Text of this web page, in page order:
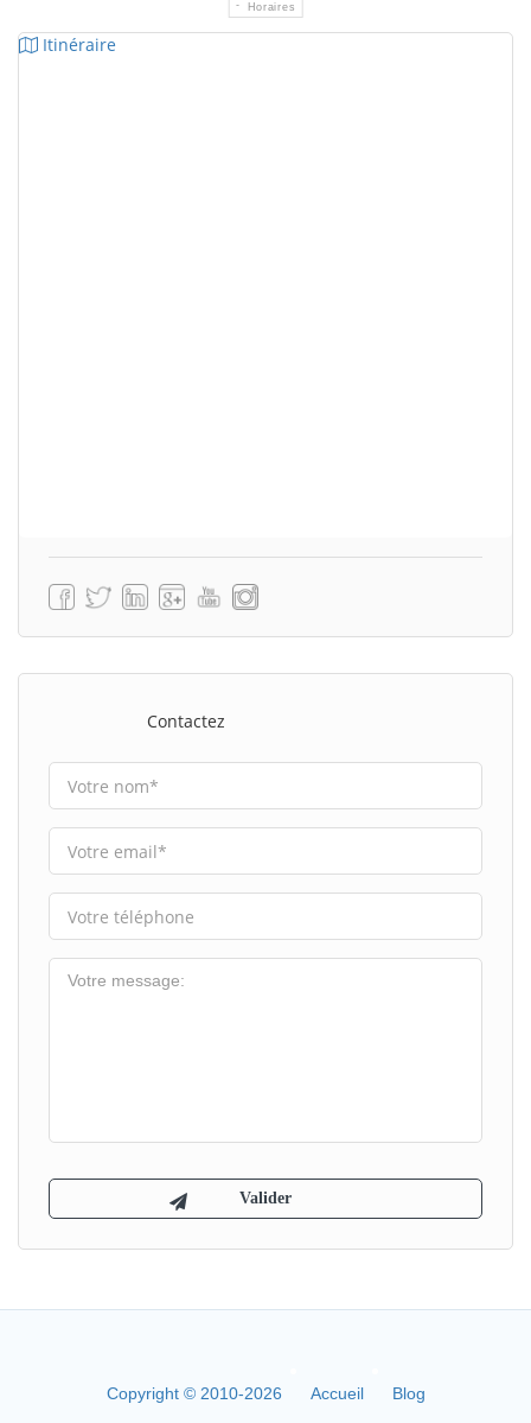
Horaires
Itinéraire
Contactez
Copyright © 2010-2026 Accueil Blog